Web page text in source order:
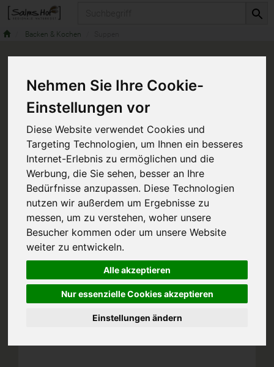
Nehmen Sie Ihre Cookie-
Einstellungen vor
Diese Website verwendet Cookies und
Targeting Technologien, um Ihnen ein besseres
Internet-Erlebnis zu ermöglichen und die
Werbung, die Sie sehen, besser an Ihre
Bedürfnisse anzupassen. Diese Technologien
nutzen wir außerdem um Ergebnisse zu
messen, um zu verstehen, woher unsere
Besucher kommen oder um unsere Website
weiter zu entwickeln.
Alle akzeptieren
Nur essenzielle Cookies akzeptieren
Einstellungen ändern
Backen & Kochen